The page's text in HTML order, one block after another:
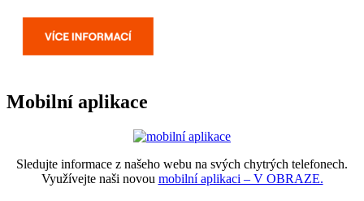
Mobilní aplikace
Sledujte informace z našeho webu na svých chytrých telefonech.
Využívejte naši novou mobilní aplikaci – V OBRAZE.